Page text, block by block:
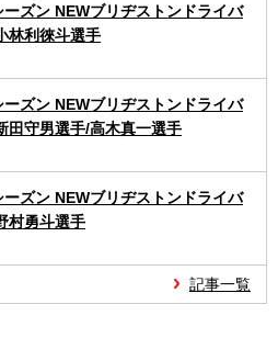
ズン NEWブリヂストンドライバ
林利徠斗選手
ズン NEWブリヂストンドライバ
田守男選手/高木真一選手
ズン NEWブリヂストンドライバ
村勇斗選手
記事一覧